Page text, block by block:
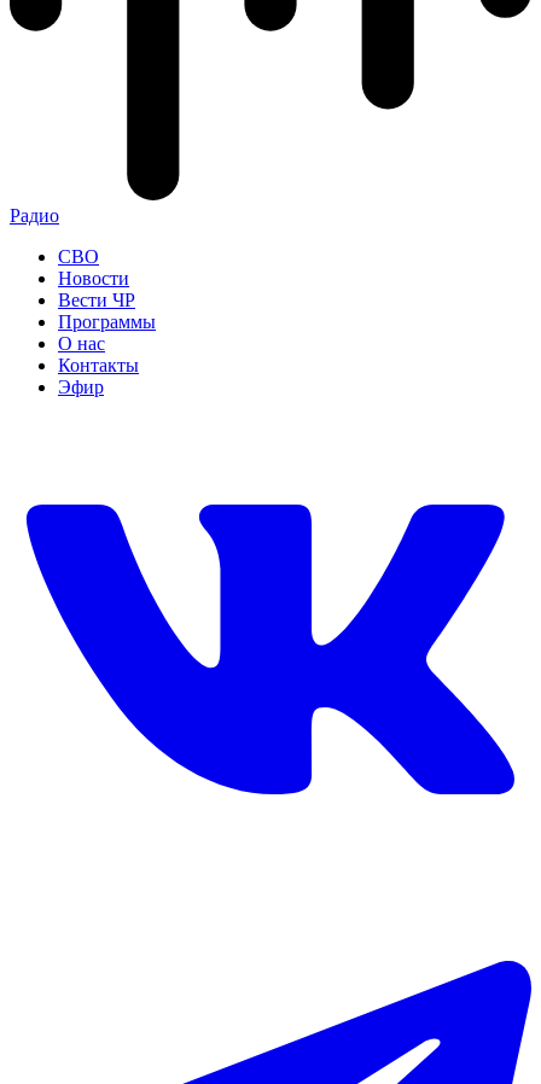
Радио
СВО
Новости
Вести ЧР
Программы
О нас
Контакты
Эфир